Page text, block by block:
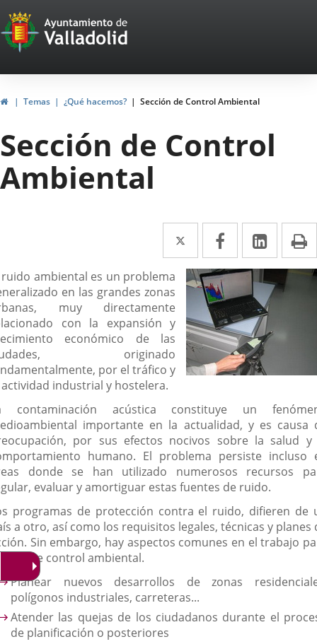
Portal
Web
del
Ayuntamiento
de
Valladolid
HomeTemas ¿Qué hacemos? Sección de Control Ambiental
Sección de Control
Ambiental
Twitter
Enlace
a
una
aplicación
externa.
Facebook
Enlace
a
una
aplicación
externa.
Enlace
a
una
ruido ambiental es un problema
en las grandes zonas
muy directamente
con la expansión y
económico de las
originado
por el tráfico y
industrial y hostelera.
contaminación acústica constituye un
importante en la actualidad, y es causa
por sus efectos nocivos sobre la salud y
humano. El problema persiste incluso
donde se han utilizado numerosos recursos
evaluar y amortiguar estas fuentes de ruido.
programas de protección contra el ruido, difieren de
a otro, así como los requisitos legales, técnicas y planes
Sin embargo, hay aspectos comunes en el trabajo
ese control ambiental.
Planear nuevos desarrollos de zonas
polígonos industriales, carreteras...
Atender las quejas de los ciudadanos durante el
de planificación o posteriores